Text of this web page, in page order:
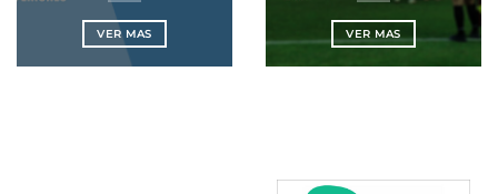
VER MAS VER MAS